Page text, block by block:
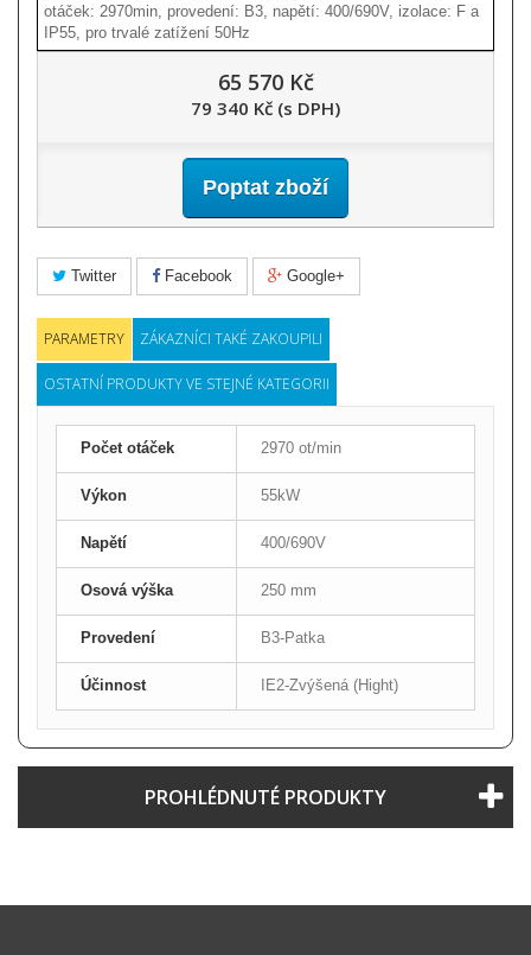
otáček: 2970min, provedení: B3, napětí: 400/690V, izolace: F a
IP55, pro trvalé zatížení 50Hz
65 570 Kč
79 340 Kč (s DPH)
Poptat zboží
Twitter Facebook Google+
PARAMETRY ZÁKAZNÍCI TAKÉ ZAKOUPILI
OSTATNÍ PRODUKTY VE STEJNÉ KATEGORII
Počet otáček 2970 ot/min
Výkon 55kW
Napětí 400/690V
Osová výška 250 mm
Provedení B3-Patka
Účinnost IE2-Zvýšená (Hight)
PROHLÉDNUTÉ PRODUKTY